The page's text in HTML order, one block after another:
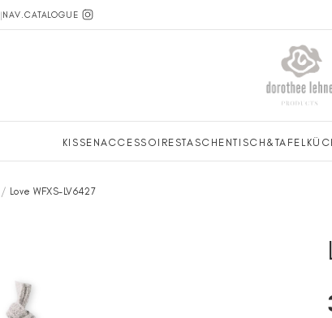
|NAV.CATALOGUE
KISSENACCESSOIRESTASCHENTISCH&TAFEL
/ Love WFXS-LV6427